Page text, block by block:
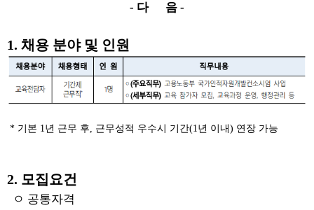
- 다 음 -
1. 채용 분야 및 인원
* 기본 1년 근무 후, 근무성적 우수시 기간(1년 이내 ) 연장 가능
2. 모집요건
ㅇ 공통자격